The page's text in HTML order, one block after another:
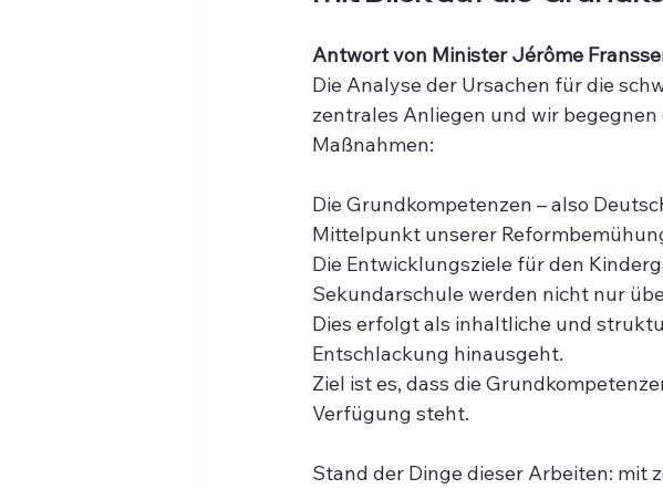
Antwort von Minister Jérôme
Die Analyse der Ursachen für die
zentrales Anliegen und wir
Maßnahmen:
Die Grundkompetenzen – also
Mittelpunkt unserer
Die Entwicklungsziele für den
Sekundarschule werden nicht nur
Dies erfolgt als inhaltliche und
Entschlackung hinausgeht.
Ziel ist es, dass die
Verfügung steht.
Stand der Dinge dieser Arbeiten: mit